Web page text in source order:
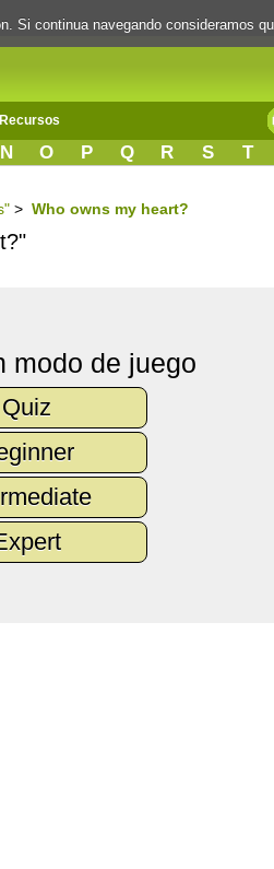
Recursos
N O P Q R S T
> Who owns my heart?
modo de juego
Quiz
Si continua navegando consideramos